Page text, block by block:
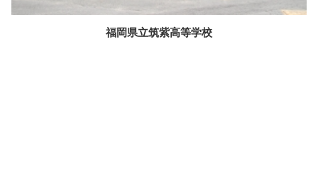
福岡県立筑紫高等学校